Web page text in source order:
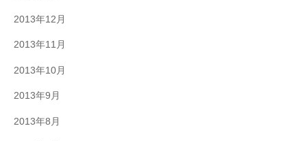
2013年12月
2013年11月
2013年10月
2013年9月
2013年8月